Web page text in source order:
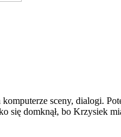
sceny, dialogi.
domknął, bo Krzysiek